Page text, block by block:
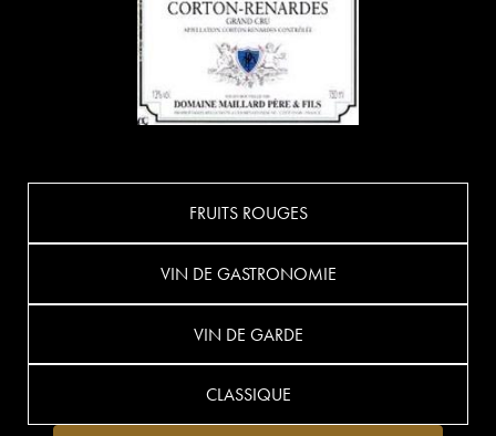
FRUITS ROUGES
VIN DE GASTRONOMIE
VIN DE GARDE
CLASSIQUE